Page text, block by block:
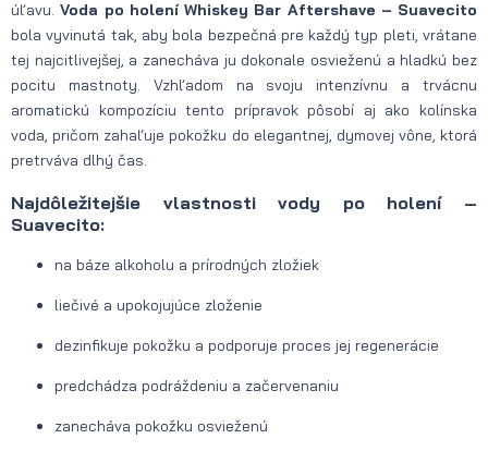
úľavu. Voda po holení Whiskey Bar Aftershave – Suavecito
bola vyvinutá tak, aby bola bezpečná pre každý typ pleti, vrátane
tej najcitlivejšej, a zanecháva ju dokonale osvieženú a hladkú bez
pocitu mastnoty. Vzhľadom na svoju intenzívnu a trvácnu
aromatickú kompozíciu tento prípravok pôsobí aj ako kolínska
voda, pričom zahaľuje pokožku do elegantnej, dymovej vône, ktorá
pretrváva dlhý čas.
Najdôležitejšie vlastnosti vody po holení –
Suavecito:
na báze alkoholu a prírodných zložiek
liečivé a upokojujúce zloženie
dezinfikuje pokožku a podporuje proces jej regenerácie
predchádza podráždeniu a začervenaniu
zanecháva pokožku osvieženú